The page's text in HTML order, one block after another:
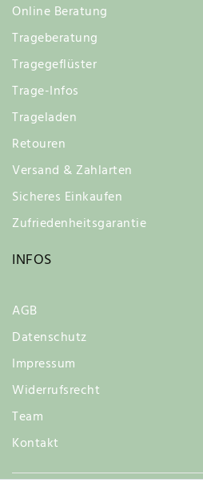
Online Beratung
Trageberatung
Tragegeflüster
Trage-Infos
Trageladen
Retouren
Versand & Zahlarten
Sicheres Einkaufen
Zufriedenheitsgarantie
INFOS
AGB
Datenschutz
Impressum
Widerrufsrecht
Team
Kontakt